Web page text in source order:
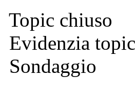
Topic chiuso
Evidenzia topic
Sondaggio